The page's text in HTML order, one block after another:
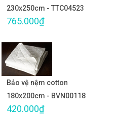
230x250cm - TTC04523
765.000₫
Bảo vệ nệm cotton
180x200cm - BVN00118
420.000₫